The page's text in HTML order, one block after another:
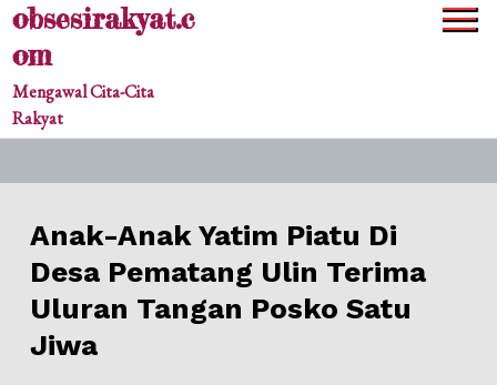
Skipobsesirakyat.c
om
Mengawal Cita-Cita
Rakyat
Anak-Anak Yatim Piatu Di
Desa Pematang Ulin Terima
Uluran Tangan Posko Satu
Jiwa